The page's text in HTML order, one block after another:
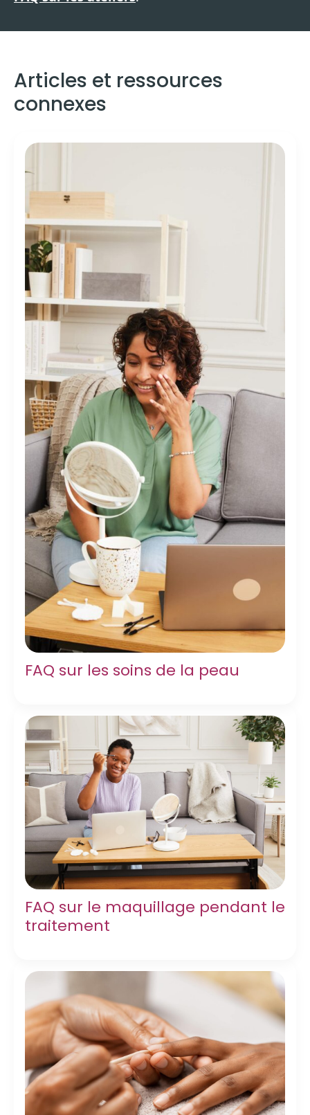
Articles et ressources
connexes
FAQ sur les soins de la peau
FAQ sur le maquillage pendant le
traitement